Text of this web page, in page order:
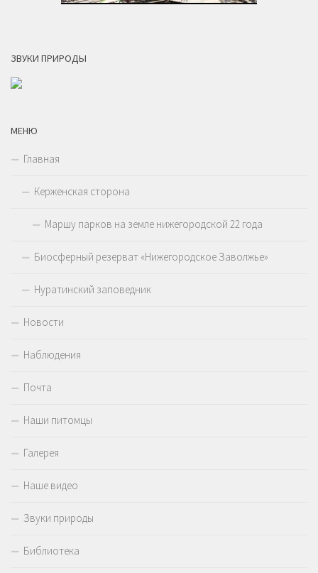
ЗВУКИ ПРИРОДЫ
МЕНЮ
Главная
Керженская сторона
Маршу парков на земле нижегородской 22 года
Биосферный резерват «Нижегородское Заволжье»
Нуратинский заповедник
Новости
Наблюдения
Почта
Наши питомцы
Галерея
Наше видео
Звуки природы
Библиотека